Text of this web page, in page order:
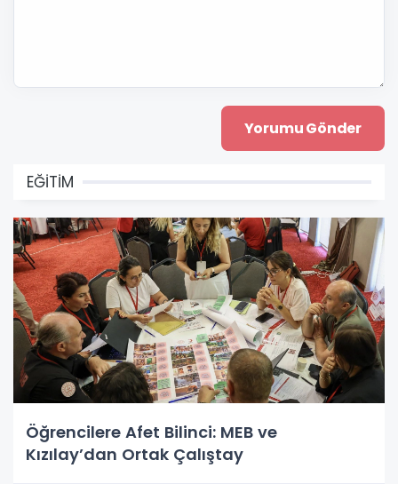
EĞİTİM
Öğrencilere Afet Bilinci: MEB ve
Kızılay’dan Ortak Çalıştay